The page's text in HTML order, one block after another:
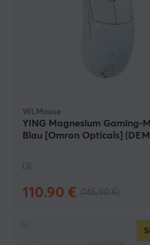
WLMouse
YING Magnesium Gaming-
Blau [Omron Opticals]
(3)
110.90 €